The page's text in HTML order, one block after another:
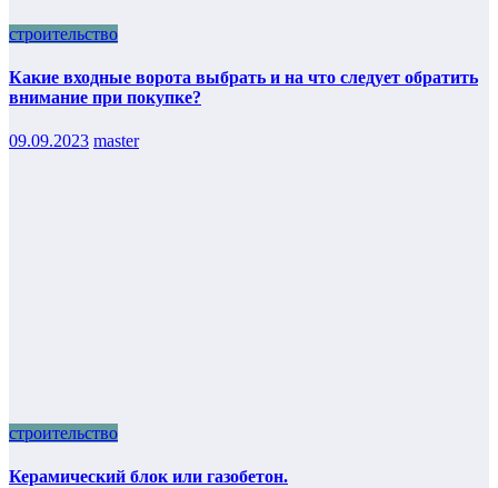
строительство
Какие входные ворота выбрать и на что следует обратить
внимание при покупке?
09.09.2023 master
строительство
Керамический блок или газобетон.